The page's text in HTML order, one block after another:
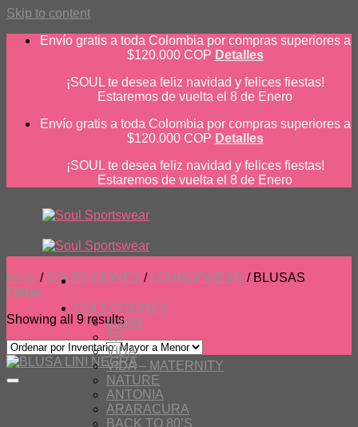
Skip to content
Envío gratis a toda Colombia por compras superiores a
$120.000 COP Detalles
¡SOUL te desea feliz navidad y felices fiestas!
Estaremos de vuelta el 8 de Enero
Envío gratis a toda Colombia por compras superiores a
$120.000 COP Detalles
¡SOUL te desea feliz navidad y felices fiestas!
Estaremos de vuelta el 8 de Enero
COLECCIONES
LUUM
TP
VIDA
VIDA – MATERNITY
NATURE
ANTONIA
ARARACURA
BACK TO 80’S
Inicio / COLECCIONES / LOUNGEWEAR /BLUSAS
Filtrar
Showing all 9 results